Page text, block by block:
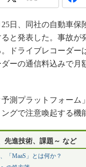
日、同社の自動車保
と発表した。事故が
ドライブレコーダー
ーの通信料込みで月
測プラットフォーム
グで注意喚起する機
先進技術、課題～ など
「MaaS」とは何か？